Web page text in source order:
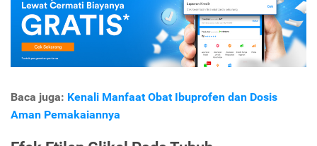
Baca juga: Kenali Manfaat Obat Ibuprofen dan Dosis
Aman Pemakaiannya